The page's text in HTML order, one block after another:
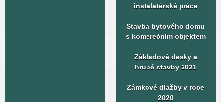
instalatérské práce
Stavba bytového domu
s komerečním objektem
Základové desky a
hrubé stavby 2021
Zámkové dlažby v roce
2020